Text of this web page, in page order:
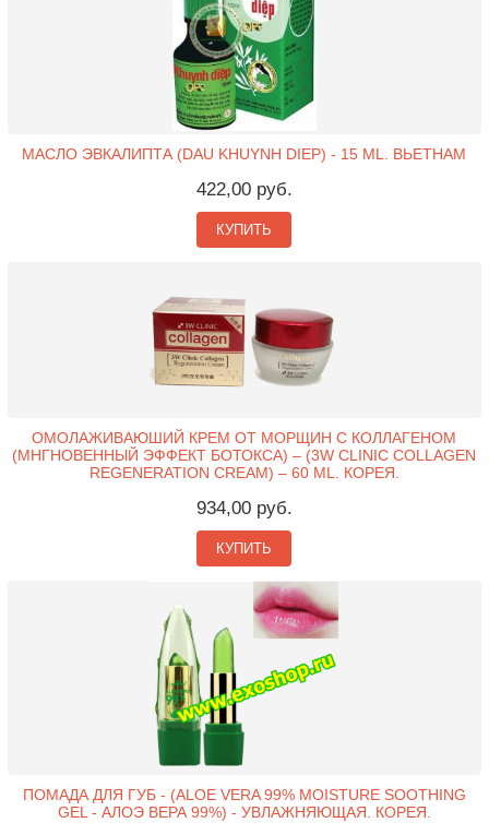
МАСЛО ЭВКАЛИПТА (DAU KHUYNH DIEP) - 15 ML. ВЬЕТНАМ
422,00 руб.
КУПИТЬ
ОМОЛАЖИВАЮШИЙ КРЕМ ОТ МОРЩИН С КОЛЛАГЕНОМ
(МНГНОВЕННЫЙ ЭФФЕКТ БОТОКСА) – (3W CLINIC COLLAGEN
REGENERATION CREAM) – 60 ML. КОРЕЯ.
934,00 руб.
КУПИТЬ
ПОМАДА ДЛЯ ГУБ - (ALOE VERA 99% MOISTURE SOOTHING
GEL - АЛОЭ ВЕРА 99%) - УВЛАЖНЯЮЩАЯ. КОРЕЯ.